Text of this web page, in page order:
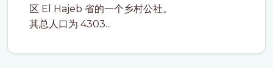
区 El Hajeb 省的一个乡村公社。
其总人口为 4303...